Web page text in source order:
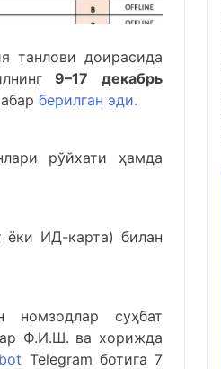
танлови доирасида
9–17 декабрь
берилган эди.
рўйхати ҳамда
ёки ИД-карта) билан
номзодлар суҳбат
Ф.И.Ш. ва хорижда
Telegram ботига 7